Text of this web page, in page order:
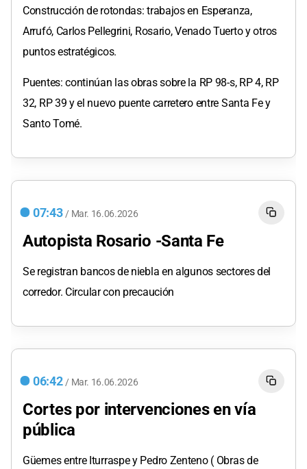
Construcción de rotondas: trabajos en Esperanza,
Arrufó, Carlos Pellegrini, Rosario, Venado Tuerto y otros
puntos estratégicos.
Puentes: continúan las obras sobre la RP 98-s, RP 4, RP
32, RP 39 y el nuevo puente carretero entre Santa Fe y
Santo Tomé.
07:43 / Mar. 16.06.2026
Autopista Rosario -Santa Fe
Se registran bancos de niebla en algunos sectores del
corredor. Circular con precaución
06:42 / Mar. 16.06.2026
Cortes por intervenciones en vía
pública
Güemes entre Iturraspe y Pedro Zenteno ( Obras de